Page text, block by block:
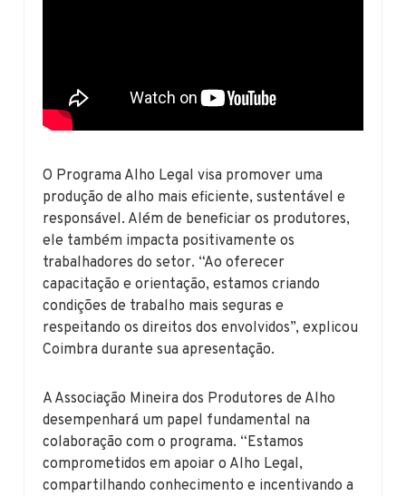
O Programa Alho Legal visa promover uma
produção de alho mais eficiente, sustentável e
responsável. Além de beneficiar os produtores,
ele também impacta positivamente os
trabalhadores do setor. “Ao oferecer
capacitação e orientação, estamos criando
condições de trabalho mais seguras e
respeitando os direitos dos envolvidos”, explicou
Coimbra durante sua apresentação.
A Associação Mineira dos Produtores de Alho
desempenhará um papel fundamental na
colaboração com o programa. “Estamos
comprometidos em apoiar o Alho Legal,
compartilhando conhecimento e incentivando a